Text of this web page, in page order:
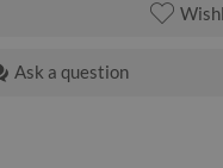
Ask a question